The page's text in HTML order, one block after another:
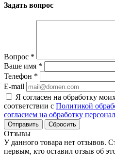
Задать вопрос
Вопрос *
Ваше имя *
Телефон *
E-mail
Я согласен на обработку
соответствии с Политикой
согласием на обработку
Сбросить
Отзывы
У данного товара нет отзывов.
первым, кто оставил отзыв об